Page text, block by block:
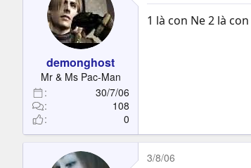
demonghost
Mr & Ms Pac-Man
30/7/06
108
0
1 là con Ne 2 là
3/8/06